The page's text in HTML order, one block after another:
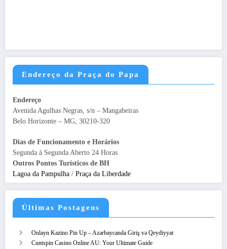
Endereço da Praça do Papa
Endereço
Avenida Agulhas Negras, s/n – Mangabeiras
Belo Horizonte – MG, 30210-320
Dias de Funcionamento e Horários
Segunda à Segunda Aberto 24 Horas
Outros Pontos Turísticos de BH
Lagoa da Pampulha / Praça da Liberdade
Últimas Postagens
Onlayn Kazino Pin Up – Azərbaycanda Giriş və Qeydiyyat
Cuntspin Casino Online AU: Your Ultimate Guide